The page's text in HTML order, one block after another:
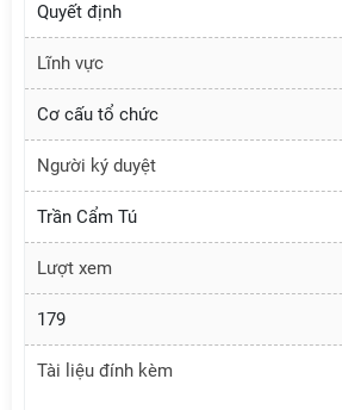
Quyết định
Lĩnh vực
Cơ cấu tổ chức
Người ký duyệt
Trần Cẩm Tú
Lượt xem
179
Tài liệu đính kèm